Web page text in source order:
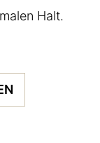
Halt.